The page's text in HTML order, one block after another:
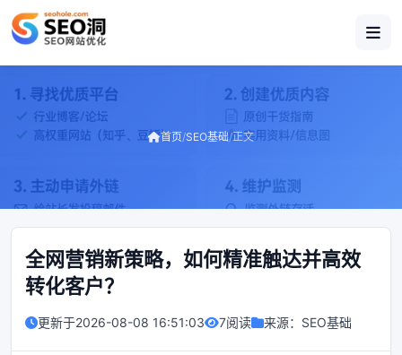
首页/SEO基础/正文
全网营销新策略，如何精准触达并高效
转化客户？
更新于2026-08-08 16:51:03 7阅读 来源： SEO基础